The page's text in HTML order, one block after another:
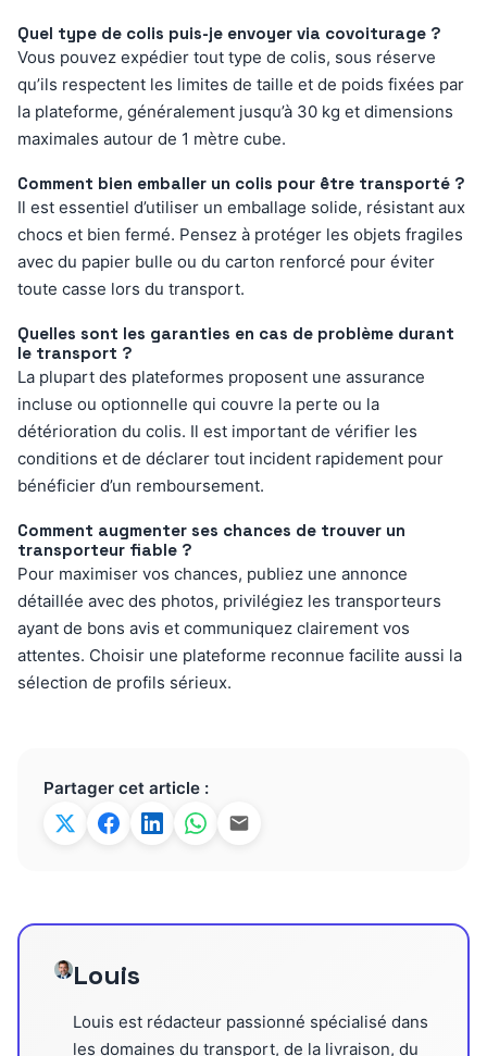
Quel type de colis puis-je envoyer via covoiturage ?
Vous pouvez expédier tout type de colis, sous réserve
qu’ils respectent les limites de taille et de poids fixées par
la plateforme, généralement jusqu’à 30 kg et dimensions
maximales autour de 1 mètre cube.
Comment bien emballer un colis pour être transporté ?
Il est essentiel d’utiliser un emballage solide, résistant aux
chocs et bien fermé. Pensez à protéger les objets fragiles
avec du papier bulle ou du carton renforcé pour éviter
toute casse lors du transport.
Quelles sont les garanties en cas de problème durant
le transport ?
La plupart des plateformes proposent une assurance
incluse ou optionnelle qui couvre la perte ou la
détérioration du colis. Il est important de vérifier les
conditions et de déclarer tout incident rapidement pour
bénéficier d’un remboursement.
Comment augmenter ses chances de trouver un
transporteur fiable ?
Pour maximiser vos chances, publiez une annonce
détaillée avec des photos, privilégiez les transporteurs
ayant de bons avis et communiquez clairement vos
attentes. Choisir une plateforme reconnue facilite aussi la
sélection de profils sérieux.
Partager cet article :
Louis
Louis est rédacteur passionné spécialisé dans
les domaines du transport, de la livraison, du